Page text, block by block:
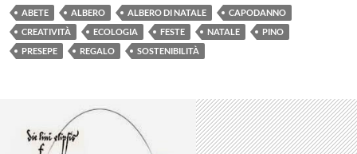
ABETE ALBERO ALBERO DI NATALE
CAPODANNO
CREATIVITÀ
ECOLOGIA FESTE NATALE
PINO
PRESEPE
REGALO SOSTENIBILITÀ